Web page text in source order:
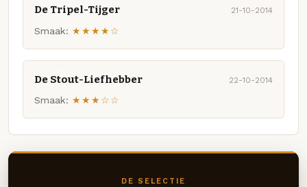
De Tripel-Tijger 21-10-2014
Smaak: ★★★★☆
De Stout-Liefhebber 22-10-2014
Smaak: ★★★☆☆
DE SELECTIE